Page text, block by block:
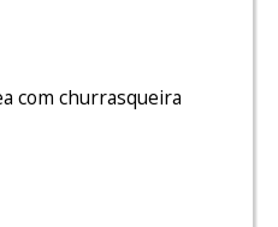
com churrasqueira